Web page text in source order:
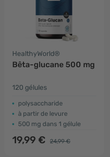
HealthyWorld®
Bêta-glucane 500 mg
120 gélules
polysaccharide
à partir de levure
500 mg dans 1 gélule
19,99 € 24,99 €